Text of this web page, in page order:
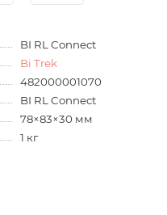
BI RL Connect
Bi Trek
482000001070
BI RL Connect
78×83×30 мм
1 кг